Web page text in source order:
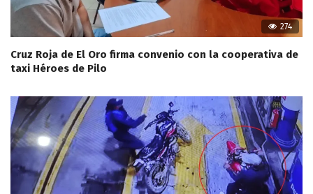
274
Cruz Roja de El Oro firma convenio con la cooperativa de
taxi Héroes de Pilo